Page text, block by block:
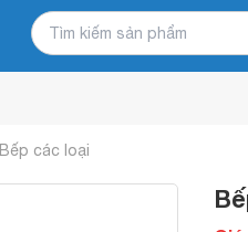
Bếp các loại